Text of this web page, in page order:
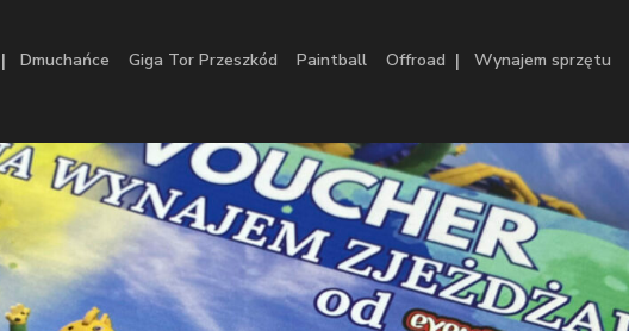
| Dmuchańce Giga Tor Przeszkód Paintball Offroad | Wynajem sprzętu